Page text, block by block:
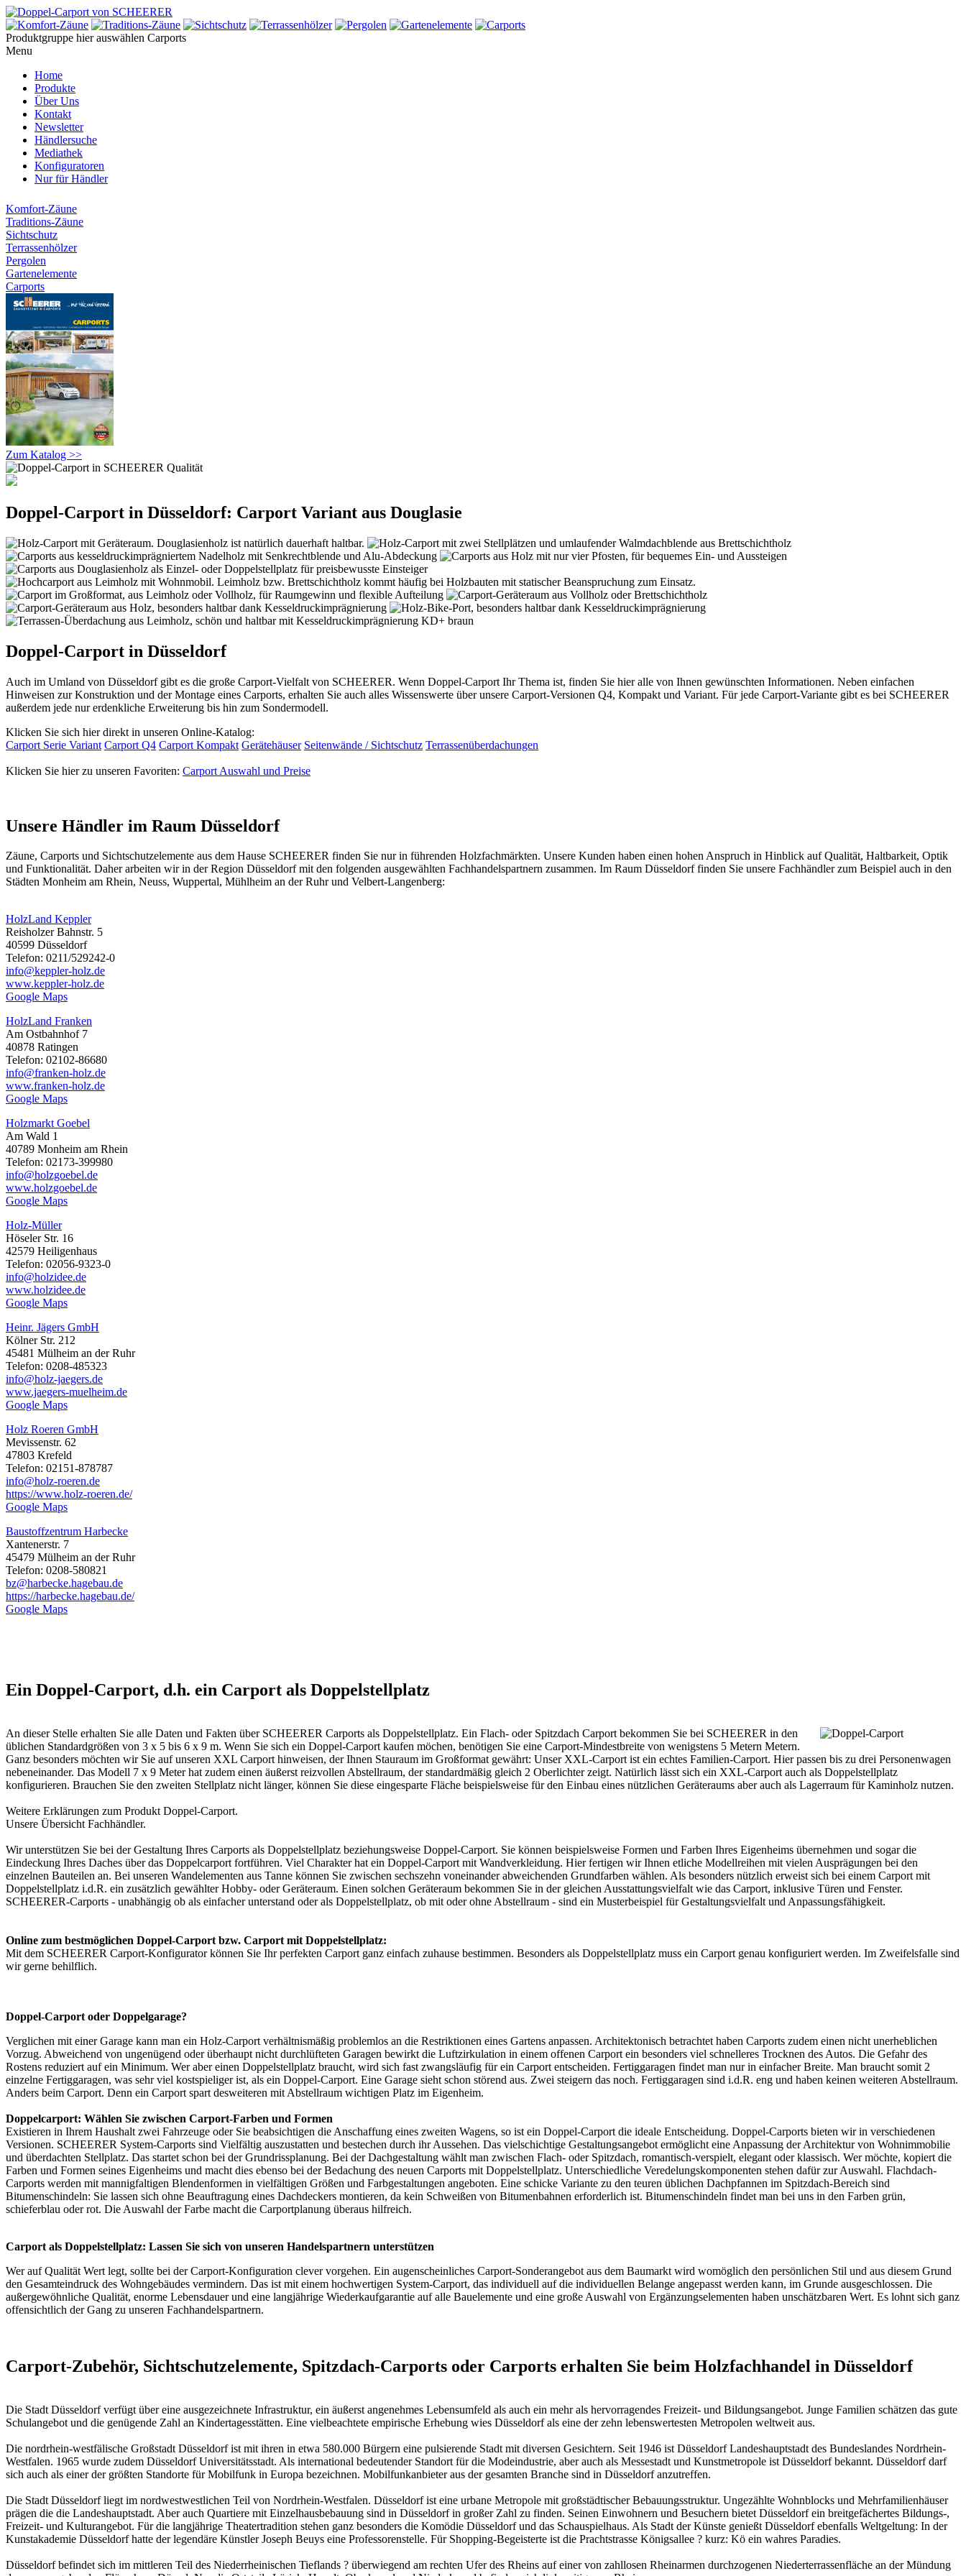
Produktgruppe hier auswählen Carports
Menu
Home
Produkte
Über Uns
Kontakt
Newsletter
Händlersuche
Mediathek
Konfiguratoren
Nur für Händler
Komfort-Zäune
Traditions-Zäune
Sichtschutz
Terrassenhölzer
Pergolen
Gartenelemente
Carports
Zum Katalog >>
Doppel-Carport in Düsseldorf: Carport Variant aus Douglasie
Doppel-Carport in Düsseldorf
Auch im Umland von Düsseldorf gibt es die große Carport-Vielfalt von SCHEERER. Wenn Doppel-Carport Ihr Thema ist, finden Sie hier alle von Ihnen gewünschten Informationen. Neben einfachen
Hinweisen zur Konstruktion und der Montage eines Carports, erhalten Sie auch alles Wissenswerte über unsere Carport-Versionen Q4, Kompakt und Variant. Für jede Carport-Variante gibt es bei SCHEERER
außerdem jede nur erdenkliche Erweiterung bis hin zum Sondermodell.
Klicken Sie sich hier direkt in unseren Online-Katalog:
Carport Serie Variant Carport Q4 Carport Kompakt Gerätehäuser Seitenwände / Sichtschutz Terrassenüberdachungen
Klicken Sie hier zu unseren Favoriten: Carport Auswahl und Preise
Unsere Händler im Raum Düsseldorf
Zäune, Carports und Sichtschutzelemente aus dem Hause SCHEERER finden Sie nur in führenden Holzfachmärkten. Unsere Kunden haben einen hohen Anspruch in Hinblick auf Qualität, Haltbarkeit, Optik
und Funktionalität. Daher arbeiten wir in der Region Düsseldorf mit den folgenden ausgewählten Fachhandelspartnern zusammen. Im Raum Düsseldorf finden Sie unsere Fachhändler zum Beispiel auch in den
Städten Monheim am Rhein, Neuss, Wuppertal, Mühlheim an der Ruhr und Velbert-Langenberg:
HolzLand Keppler
Reisholzer Bahnstr. 5
40599 Düsseldorf
Telefon: 0211/529242-0
info@keppler-holz.de
www.keppler-holz.de
Google Maps
HolzLand Franken
Am Ostbahnhof 7
40878 Ratingen
Telefon: 02102-86680
info@franken-holz.de
www.franken-holz.de
Google Maps
Holzmarkt Goebel
Am Wald 1
40789 Monheim am Rhein
Telefon: 02173-399980
info@holzgoebel.de
www.holzgoebel.de
Google Maps
Holz-Müller
Höseler Str. 16
42579 Heiligenhaus
Telefon: 02056-9323-0
info@holzidee.de
www.holzidee.de
Google Maps
Heinr. Jägers GmbH
Kölner Str. 212
45481 Mülheim an der Ruhr
Telefon: 0208-485323
info@holz-jaegers.de
www.jaegers-muelheim.de
Google Maps
Holz Roeren GmbH
Mevissenstr. 62
47803 Krefeld
Telefon: 02151-878787
info@holz-roeren.de
https://www.holz-roeren.de/
Google Maps
Baustoffzentrum Harbecke
Xantenerstr. 7
45479 Mülheim an der Ruhr
Telefon: 0208-580821
bz@harbecke.hagebau.de
https://harbecke.hagebau.de/
Google Maps
Ein Doppel-Carport, d.h. ein Carport als Doppelstellplatz
An dieser Stelle erhalten Sie alle Daten und Fakten über SCHEERER Carports als Doppelstellplatz. Ein Flach- oder Spitzdach Carport bekommen Sie bei SCHEERER in den
üblichen Standardgrößen von 3 x 5 bis 6 x 9 m. Wenn Sie sich ein Doppel-Carport kaufen möchen, benötigen Sie eine Carport-Mindestbreite von wenigstens 5 Metern Metern.
Ganz besonders möchten wir Sie auf unseren XXL Carport hinweisen, der Ihnen Stauraum im Großformat gewährt: Unser XXL-Carport ist ein echtes Familien-Carport. Hier passen bis zu drei Personenwagen
nebeneinander. Das Modell 7 x 9 Meter hat zudem einen äußerst reizvollen Abstellraum, der standardmäßig gleich 2 Oberlichter zeigt. Natürlich lässt sich ein XXL-Carport auch als Doppelstellplatz
konfigurieren. Brauchen Sie den zweiten Stellplatz nicht länger, können Sie diese eingesparte Fläche beispielsweise für den Einbau eines nützlichen Geräteraums aber auch als Lagerraum für Kaminholz nutzen.
Weitere Erklärungen zum Produkt Doppel-Carport.
Unsere Übersicht Fachhändler.
Wir unterstützen Sie bei der Gestaltung Ihres Carports als Doppelstellplatz beziehungsweise Doppel-Carport. Sie können beispielsweise Formen und Farben Ihres Eigenheims übernehmen und sogar die
Eindeckung Ihres Daches über das Doppelcarport fortführen. Viel Charakter hat ein Doppel-Carport mit Wandverkleidung. Hier fertigen wir Ihnen etliche Modellreihen mit vielen Ausprägungen bei den
einzelnen Bauteilen an. Bei unseren Wandelementen aus Tanne können Sie zwischen sechszehn voneinander abweichenden Grundfarben wählen. Als besonders nützlich erweist sich bei einem Carport mit
Doppelstellplatz i.d.R. ein zusätzlich gewählter Hobby- oder Geräteraum. Einen solchen Geräteraum bekommen Sie in der gleichen Ausstattungsvielfalt wie das Carport, inklusive Türen und Fenster.
SCHEERER-Carports - unabhängig ob als einfacher unterstand oder als Doppelstellplatz, ob mit oder ohne Abstellraum - sind ein Musterbeispiel für Gestaltungsvielfalt und Anpassungsfähigkeit.
Online zum bestmöglichen Doppel-Carport bzw. Carport mit Doppelstellplatz:
Mit dem SCHEERER Carport-Konfiguratorkönnen Sie Ihr perfekten Carport ganz einfach zuhause bestimmen. Besonders als Doppelstellplatz muss ein Carport genau konfiguriert werden. Im Zweifelsfalle sind
wir gerne behilflich.
Doppel-Carport oder Doppelgarage?
Verglichen mit einer Garage kann man ein Holz-Carport verhältnismäßig problemlos an die Restriktionen eines Gartens anpassen. Architektonisch betrachtet haben Carports zudem einen nicht unerheblichen
Vorzug. Abweichend von ungenügend oder überhaupt nicht durchlüfteten Garagen bewirkt die Luftzirkulation in einem offenen Carport ein besonders viel schnelleres Trocknen des Autos. Die Gefahr des
Rostens reduziert auf ein Minimum. Wer aber einen Doppelstellplatz braucht, wird sich fast zwangsläufig für ein Carport entscheiden. Fertiggaragen findet man nur in einfacher Breite. Man braucht somit 2
einzelne Fertiggaragen, was sehr viel kostspieliger ist, als ein Doppel-Carport. Eine Garage sieht schon störend aus. Zwei steigern das noch. Fertiggaragen sind i.d.R. eng und haben keinen weiteren Abstellraum.
Anders beim Carport. Denn ein Carport spart desweiteren mit Abstellraum wichtigen Platz im Eigenheim.
Doppelcarport: Wählen Sie zwischen Carport-Farben und Formen
Existieren in Ihrem Haushalt zwei Fahrzeuge oder Sie beabsichtigen die Anschaffung eines zweiten Wagens, so ist ein Doppel-Carport die ideale Entscheidung. Doppel-Carports bieten wir in verschiedenen
Versionen. SCHEERER System-Carports sind Vielfältig auszustatten und bestechen durch ihr Aussehen. Das vielschichtige Gestaltungsangebot ermöglicht eine Anpassung der Architektur von Wohnimmobilie
und überdachten Stellplatz. Das startet schon bei der Grundrissplanung. Bei der Dachgestaltung wählt man zwischen Flach- oder Spitzdach, romantisch-verspielt, elegant oder klassisch. Wer möchte, kopiert die
Farben und Formen seines Eigenheims und macht dies ebenso bei der Bedachung des neuen Carports mit Doppelstellplatz. Unterschiedliche Veredelungskomponenten stehen dafür zur Auswahl. Flachdach-
Carports werden mit mannigfaltigen Blendenformen in vielfältigen Größen und Farbgestaltungen angeboten. Eine schicke Variante zu den teuren üblichen Dachpfannen im Spitzdach-Bereich sind
Bitumenschindeln: Sie lassen sich ohne Beauftragung eines Dachdeckers montieren, da kein Schweißen von Bitumenbahnen erforderlich ist. Bitumenschindeln findet man bei uns in den Farben grün,
schieferblau oder rot. Die Auswahl der Farbe macht die Carportplanung überaus hilfreich.
Carport als Doppelstellplatz: Lassen Sie sich von unseren Handelspartnern unterstützen
Wer auf Qualität Wert legt, sollte bei der Carport-Konfiguration clever vorgehen. Ein augenscheinliches Carport-Sonderangebot aus dem Baumarkt wird womöglich den persönlichen Stil und aus diesem Grund
den Gesamteindruck des Wohngebäudes vermindern. Das ist mit einem hochwertigen System-Carport, das individuell auf die individuellen Belange angepasst werden kann, im Grunde ausgeschlossen. Die
außergewöhnliche Qualität, enorme Lebensdauer und eine langjährige Wiederkaufgarantie auf alle Bauelemente und eine große Auswahl von Ergänzungselementen haben unschätzbaren Wert. Es lohnt sich ganz
offensichtlich der Gang zu unseren Fachhandelspartnern.
Carport-Zubehör, Sichtschutzelemente, Spitzdach-Carports oder Carports erhalten Sie beim Holzfachhandel in Düsseldorf
Die Stadt Düsseldorf verfügt über eine ausgezeichnete Infrastruktur, ein äußerst angenehmes Lebensumfeld als auch ein mehr als hervorragendes Freizeit- und Bildungsangebot. Junge Familien schätzen das gute
Schulangebot und die genügende Zahl an Kindertagesstätten. Eine vielbeachtete empirische Erhebung wies Düsseldorf als eine der zehn lebenswertesten Metropolen weltweit aus.
Die nordrhein-westfälische Großstadt Düsseldorf ist mit ihren in etwa 580.000 Bürgern eine pulsierende Stadt mit diversen Gesichtern. Seit 1946 ist Düsseldorf Landeshauptstadt des Bundeslandes Nordrhein-
Westfalen. 1965 wurde zudem Düsseldorf Universitätsstadt. Als international bedeutender Standort für die Modeindustrie, aber auch als Messestadt und Kunstmetropole ist Düsseldorf bekannt. Düsseldorf darf
sich auch als einer der größten Standorte für Mobilfunk in Europa bezeichnen. Mobilfunkanbieter aus der gesamten Branche sind in Düsseldorf anzutreffen.
Die Stadt Düsseldorf liegt im nordwestwestlichen Teil von Nordrhein-Westfalen. Düsseldorf ist eine urbane Metropole mit großstädtischer Bebauungsstruktur. Ungezählte Wohnblocks und Mehrfamilienhäuser
prägen die die Landeshauptstadt. Aber auch Quartiere mit Einzelhausbebauung sind in Düsseldorf in großer Zahl zu finden. Seinen Einwohnern und Besuchern bietet Düsseldorf ein breitgefächertes Bildungs-,
Freizeit- und Kulturangebot. Für die langjährige Theatertradition stehen ganz besonders die Komödie Düsseldorf und das Schauspielhaus. Als Stadt der Künste genießt Düsseldorf ebenfalls Weltgeltung: In der
Kunstakademie Düsseldorf hatte der legendäre Künstler Joseph Beuys eine Professorenstelle. Für Shopping-Begeisterte ist die Prachtstrasse Königsallee ? kurz: Kö ein wahres Paradies.
Düsseldorf befindet sich im mittleren Teil des Niederrheinischen Tieflands ? überwiegend am rechten Ufer des Rheins auf einer von zahllosen Rheinarmen durchzogenen Niederterrassenfläche an der Mündung